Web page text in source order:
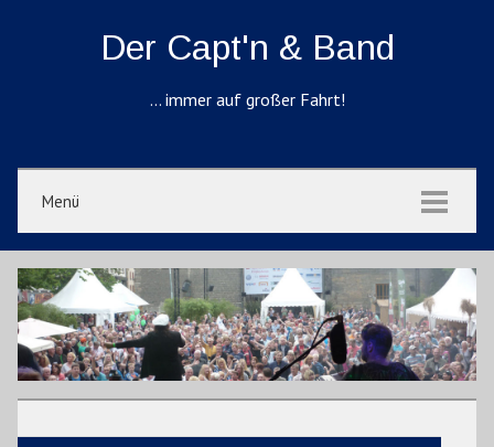
Der Capt'n & Band
… immer auf großer Fahrt!
Menü